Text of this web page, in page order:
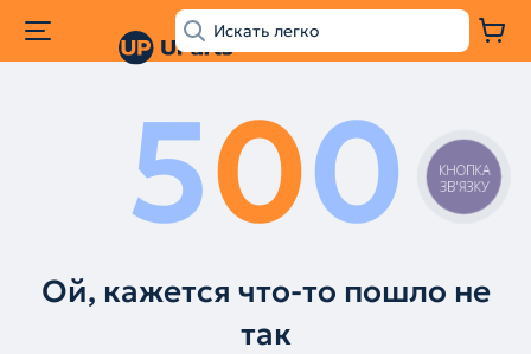
500
Ой, кажется что-то пошло не
так
КНОПКА
ЗВ'ЯЗКУ